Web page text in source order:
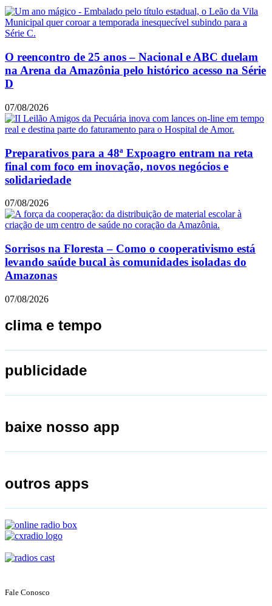
O reencontro de 25 anos – Nacional e ABC duelam
na Arena da Amazônia pelo histórico acesso na Série
D
07/08/2026
Preparativos para a 48ª Expoagro entram na reta
final com foco em inovação, novos negócios e
solidariedade
07/08/2026
Sorrisos na Floresta – Como o cooperativismo está
levando saúde bucal às comunidades isoladas do
Amazonas
07/08/2026
clima e tempo
publicidade
baixe nosso app
outros apps
Fale Conosco